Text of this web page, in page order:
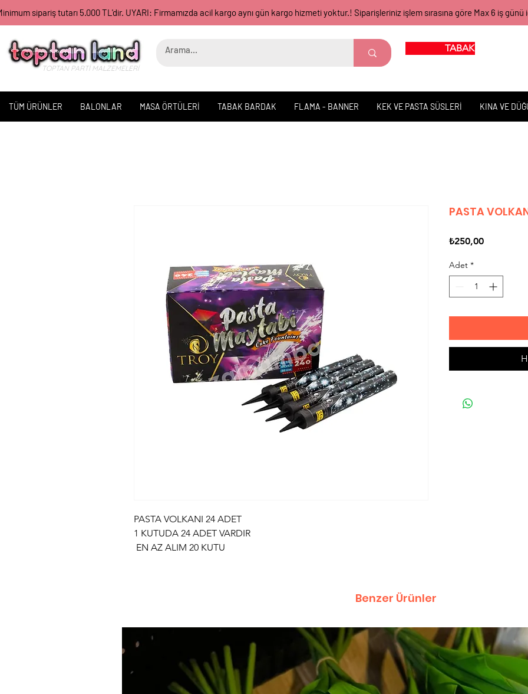
sipariş tutarı 5.000 TL'dir. UYARI: Firmamızda acil kargo aynı gün kargo hizmeti yoktur.! Siparişleriniz işlem sırasına göre Max 6 iş
TOPTAN PARTİ MALZEMELERİ
TABAK BARDAK
TÜM ÜRÜNLER BALONLAR MASA ÖRTÜLERİ TABAK BARDAK FLAMA - BANNER KEK VE PASTA SÜSLERİ KINA VE
PASTA VOLKANI 24 ADET
1 KUTUDA 24 ADET VARDIR
EN AZ ALIM 20 KUTU
PASTA
₺250,00Fiyat
Adet *
Benzer Ürünler